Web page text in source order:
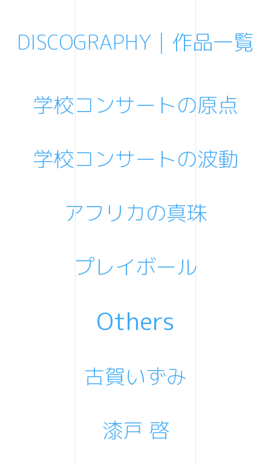
DISCOGRAPHY｜作品一覧
学校コンサートの原点
学校コンサートの波動
アフリカの真珠
プレイボール
Others
古賀いずみ
漆戸 啓